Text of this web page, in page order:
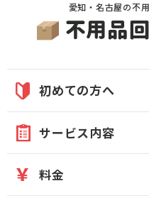
愛知・名古屋の不
初めての方へ
サービス内容
料金